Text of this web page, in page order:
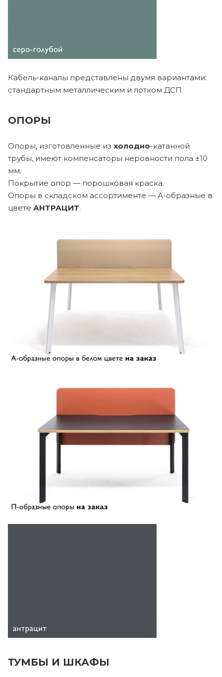
Кабель-каналы представлены двумя вариантами:
стандартным металлическим и лотком ДСП.
ОПОРЫ
Опоры, изготовленные из холодно-катанной
трубы, имеют компенсаторы неровности пола ±10
мм.
Покрытие опор — порошковая краска.
Опоры в складском ассортименте — А-образные в
цвете АНТРАЦИТ.
ТУМБЫ И ШКАФЫ